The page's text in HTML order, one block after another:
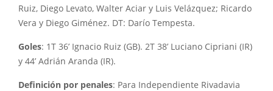
Ruiz, Diego Levato, Walter Aciar y Luis Velázquez; Ricardo
Vera y Diego Giménez. DT: Darío Tempesta.
Goles: 1T 36’ Ignacio Ruiz (GB). 2T 38’ Luciano Cipriani (IR)
y 44’ Adrián Aranda (IR).
Definición por penales: Para Independiente Rivadavia